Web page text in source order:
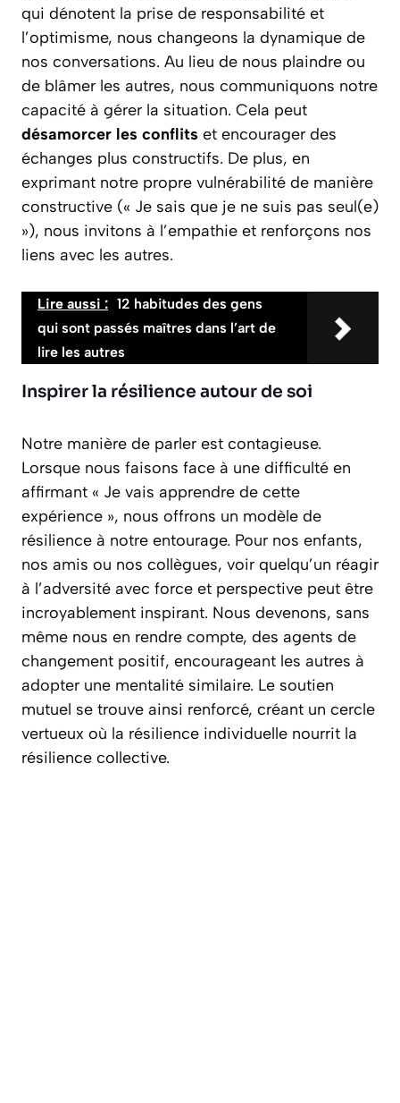
qui dénotent la prise de responsabilité et
l’optimisme, nous changeons la dynamique de
nos conversations. Au lieu de nous plaindre ou
de blâmer les autres, nous communiquons notre
capacité à gérer la situation. Cela peut
désamorcer les conflits et encourager des
échanges plus constructifs. De plus, en
exprimant notre propre vulnérabilité de manière
constructive (« Je sais que je ne suis pas seul(e)
»), nous invitons à l’empathie et renforçons nos
liens avec les autres.
Lire aussi : 12 habitudes des gens
qui sont passés maîtres dans l’art de
lire les autres
Inspirer la résilience autour de soi
Notre manière de parler est contagieuse.
Lorsque nous faisons face à une difficulté en
affirmant « Je vais apprendre de cette
expérience », nous offrons un modèle de
résilience à notre entourage. Pour nos enfants,
nos amis ou nos collègues, voir quelqu’un réagir
à l’adversité avec force et perspective peut être
incroyablement inspirant. Nous devenons, sans
même nous en rendre compte, des agents de
changement positif, encourageant les autres à
adopter une mentalité similaire. Le soutien
mutuel se trouve ainsi renforcé, créant un cercle
vertueux où la résilience individuelle nourrit la
résilience collective.